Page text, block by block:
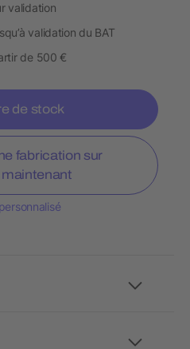
validation
validation du BAT
de 500 €
de stock
fabrication sur